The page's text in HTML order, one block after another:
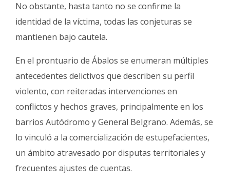
No obstante, hasta tanto no se confirme la
identidad de la víctima, todas las conjeturas se
mantienen bajo cautela.
En el prontuario de Ábalos se enumeran múltiples
antecedentes delictivos que describen su perfil
violento, con reiteradas intervenciones en
conflictos y hechos graves, principalmente en los
barrios Autódromo y General Belgrano. Además, se
lo vinculó a la comercialización de estupefacientes,
un ámbito atravesado por disputas territoriales y
frecuentes ajustes de cuentas.